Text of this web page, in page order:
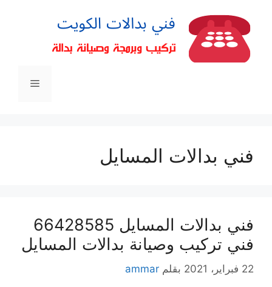
فني بدالات المسايل
فني بدالات المسايل 66428585
فني تركيب وصيانة بدالات المسايل
22 فبراير، 2021 بقلم ammar